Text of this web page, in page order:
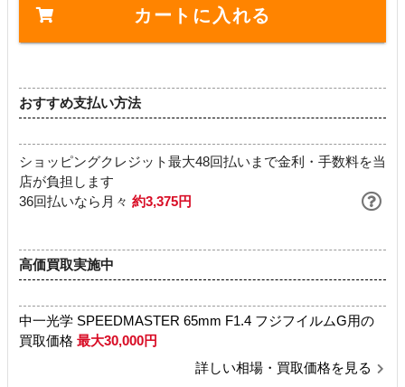
カートに入れる
おすすめ支払い方法
ショッピングクレジット最大48回払いまで金利・手数料を当
店が負担します
36回払いなら月々 約3,375円
高価買取実施中
中一光学 SPEEDMASTER 65mm F1.4 フジフイルムG用の
買取価格 最大30,000円
詳しい相場・買取価格を見る